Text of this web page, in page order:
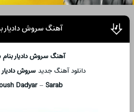
آهنگ سروش دادیار
آهنگ سروش دادیار
دانلود آهنگ جدیدسروش دادیار
Dadyar– Sarab